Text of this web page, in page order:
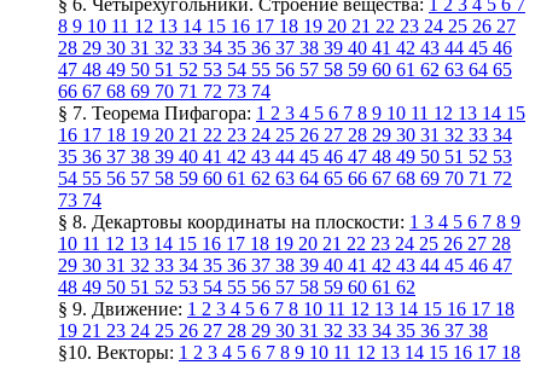
§ 6. Четырехугольники. Строение вещества: 1 2 3 4 5 6 7
8 9 10 11 12 13 14 15 16 17 18 19 20 21 22 23 24 25 26 27
28 29 30 31 32 33 34 35 36 37 38 39 40 41 42 43 44 45 46
47 48 49 50 51 52 53 54 55 56 57 58 59 60 61 62 63 64 65
66 67 68 69 70 71 72 73 74
§ 7. Теорема Пифагора: 1 2 3 4 5 6 7 8 9 10 11 12 13 14 15
16 17 18 19 20 21 22 23 24 25 26 27 28 29 30 31 32 33 34
35 36 37 38 39 40 41 42 43 44 45 46 47 48 49 50 51 52 53
54 55 56 57 58 59 60 61 62 63 64 65 66 67 68 69 70 71 72
73 74
§ 8. Декартовы координаты на плоскости: 1 3 4 5 6 7 8 9
10 11 12 13 14 15 16 17 18 19 20 21 22 23 24 25 26 27 28
29 30 31 32 33 34 35 36 37 38 39 40 41 42 43 44 45 46 47
48 49 50 51 52 53 54 55 56 57 58 59 60 61 62
§ 9. Движение: 1 2 3 4 5 6 7 8 10 11 12 13 14 15 16 17 18
19 21 23 24 25 26 27 28 29 30 31 32 33 34 35 36 37 38
§10. Векторы: 1 2 3 4 5 6 7 8 9 10 11 12 13 14 15 16 17 18